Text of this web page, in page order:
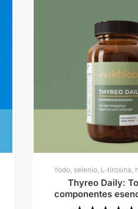
Yodo, selenio, L-tirosina,
Thyreo Daily:
componentes
la producción de